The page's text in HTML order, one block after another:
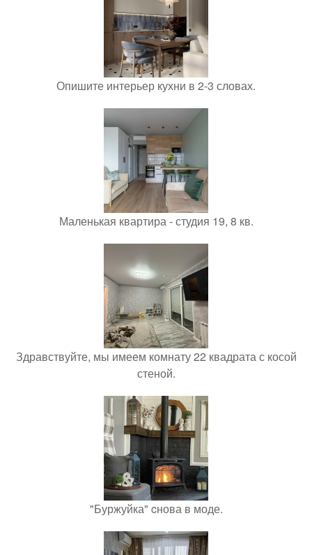
Опишите интерьер кухни в 2-3 словах.
Маленькая квартира - студия 19, 8 кв.
Здравствуйте, мы имеем комнату 22 квадрата с косой
стеной.
"Буржуйка" cнова в моде.